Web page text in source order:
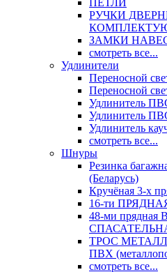
ПЕТЛИ
РУЧКИ
ЗАМКИ
смотреть все...
Удлинители
Переносной
Переносной
Удлинитель
Удлинитель
Удлинитель
смотреть все...
Шнуры
Резинка
(Беларусь)
Кручёная 3-х
16-ти
48-ми
ТРОС
ПВХ
смотреть все...